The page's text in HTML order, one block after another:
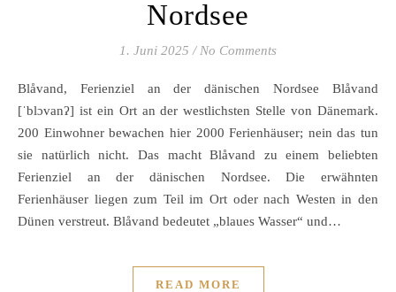
Nordsee
1. Juni 2025 / No Comments
Blåvand, Ferienziel an der dänischen Nordsee Blåvand
[ˈblɔvanʔ] ist ein Ort an der westlichsten Stelle von Dänemark.
200 Einwohner bewachen hier 2000 Ferienhäuser; nein das tun
sie natürlich nicht. Das macht Blåvand zu einem beliebten
Ferienziel an der dänischen Nordsee. Die erwähnten
Ferienhäuser liegen zum Teil im Ort oder nach Westen in den
Dünen verstreut. Blåvand bedeutet „blaues Wasser“ und…
READ MORE